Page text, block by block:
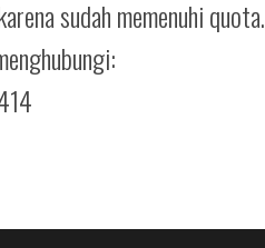
sudah memenuhi quota.